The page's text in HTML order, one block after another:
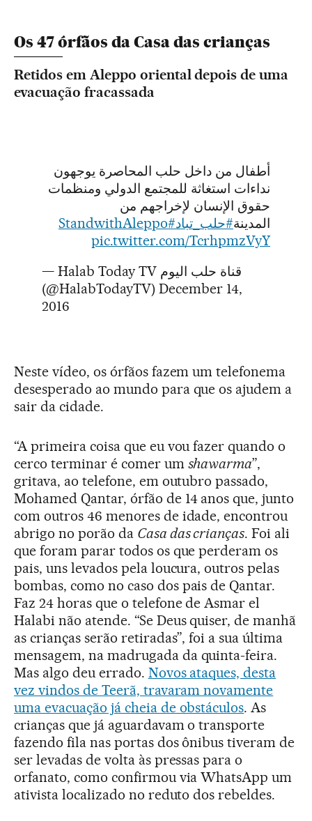
Os 47 órfãos da Casa das crianças
Retidos em Aleppo oriental depois de uma
evacuação fracassada
أطفال من داخل حلب المحاصرة يوجهون
نداءات استغاثة للمجتمع الدولي ومنظمات
حقوق الإنسان لإخراجهم من
المدينة#حلب_تباد#StandwithAleppo
pic.twitter.com/TcrhpmzVyY
— Halab Today TV قناة حلب اليوم
(@HalabTodayTV) December 14,
2016
Neste vídeo, os órfãos fazem um telefonema
desesperado ao mundo para que os ajudem a
sair da cidade.
“A primeira coisa que eu vou fazer quando o
cerco terminar é comer um shawarma”,
gritava, ao telefone, em outubro passado,
Mohamed Qantar, órfão de 14 anos que, junto
com outros 46 menores de idade, encontrou
abrigo no porão da Casa das crianças. Foi ali
que foram parar todos os que perderam os
pais, uns levados pela loucura, outros pelas
bombas, como no caso dos pais de Qantar.
Faz 24 horas que o telefone de Asmar el
Halabi não atende. “Se Deus quiser, de manhã
as crianças serão retiradas”, foi a sua última
mensagem, na madrugada da quinta-feira.
Mas algo deu errado. Novos ataques, desta
vez vindos de Teerã, travaram novamente
uma evacuação já cheia de obstáculos. As
crianças que já aguardavam o transporte
fazendo fila nas portas dos ônibus tiveram de
ser levadas de volta às pressas para o
orfanato, como confirmou via WhatsApp um
ativista localizado no reduto dos rebeldes.